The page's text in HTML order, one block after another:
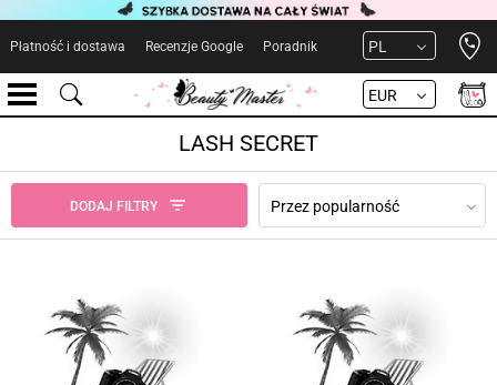
Płatność i dostawa Recenzje Google Poradnik PL
EUR
LASH SECRET
DODAJ FILTRY Przez popularność